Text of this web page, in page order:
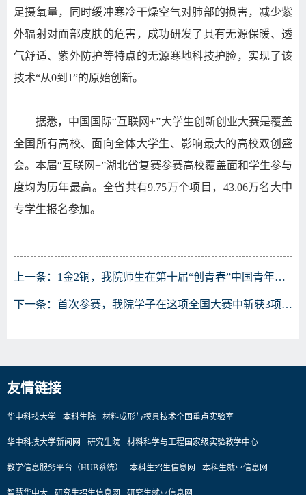
足摄氧量，同时缓冲寒冷干燥空气对肺部的损害，减少紫
外辐射对面部皮肤的危害，成功研发了具有无源保暖、透
气舒适、紫外防护等特点的无源寒地科技护脸，实现了该
技术“从0到1”的原始创新。
据悉，中国国际“互联网+”大学生创新创业大赛是覆盖
全国所有高校、面向全体大学生、影响最大的高校双创盛
会。本届“互联网+”湖北省复赛参赛高校覆盖面和学生参与
度均为历年最高。全省共有9.75万个项目，43.06万名大中
专学生报名参加。
上一条： 1金2铜，我院师生在第十届“创青春”中国青年创新创业大赛 （科技创新专项）中获佳绩
下一条： 首次参赛，我院学子在这项全国大赛中斩获3项一等奖！
友情链接
华中科技大学 本科生院 材料成形与模具技术全国重点实验室
华中科技大学新闻网 研究生院 材料科学与工程国家级实验教学中心
教学信息服务平台（HUB系统） 本科生招生信息网 本科生就业信息网
智慧华中大 研究生招生信息网 研究生就业信息网